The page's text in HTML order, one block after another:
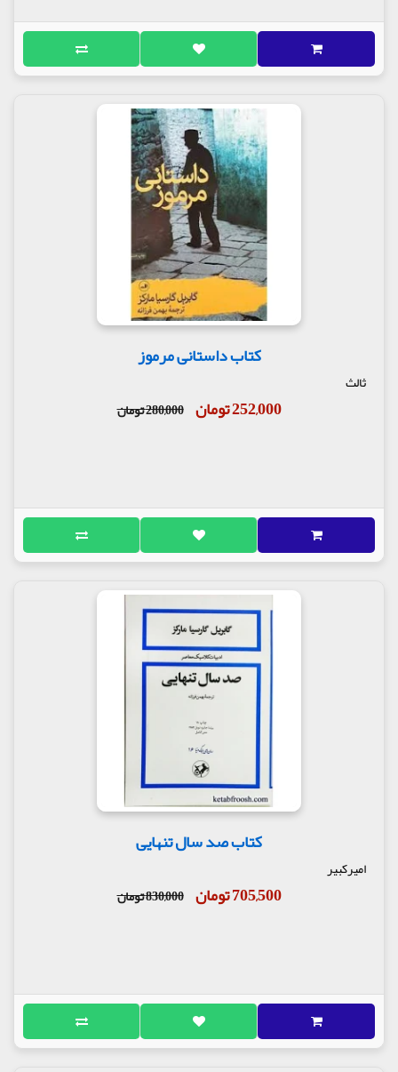
کتاب داستانی مرموز
ثالث
252,000 تومان 280,000 تومان
کتاب صد سال تنهایی
امیرکبیر
705,500 تومان 830,000 تومان